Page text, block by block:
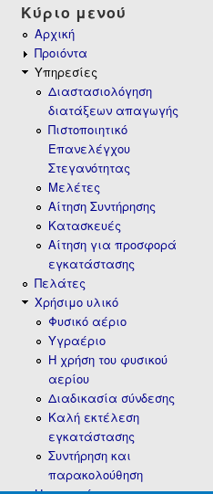
Κύριο μενού
Αρχική
Προιόντα
Υπηρεσίες
Διαστασιολόγηση
διατάξεων απαγωγής
Πιστοποιητικό
Επανελέγχου
Στεγανότητας
Μελέτες
Αίτηση Συντήρησης
Κατασκευές
Αίτηση για προσφορά
εγκατάστασης
Πελάτες
Χρήσιμο υλικό
Φυσικό αέριο
Υγραέριο
H χρήση του φυσικού
αερίου
Διαδικασία σύνδεσης
Καλή εκτέλεση
εγκατάστασης
Συντήρηση και
παρακολούθηση